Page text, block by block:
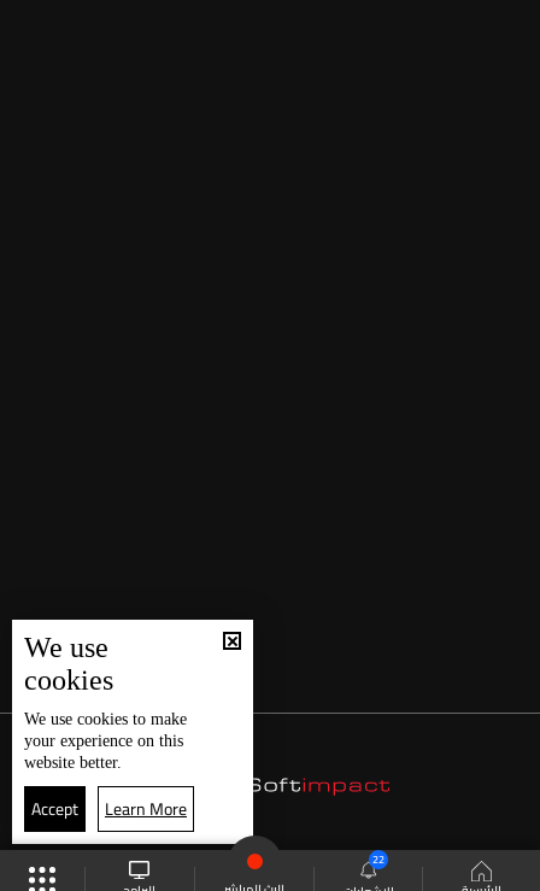
22
We use
cookies
We use cookies to make
your experience on this
website better.
Accept Learn More